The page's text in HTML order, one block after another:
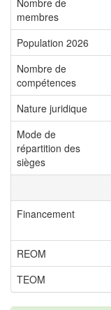
Nombre de
membres
Population 2026
Nombre de
compétences
Nature juridique
Mode de
répartition des
sièges
Financement
REOM
TEOM